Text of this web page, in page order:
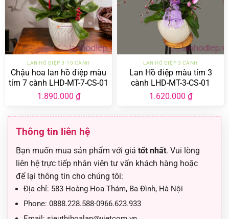
LAN HỒ ĐIỆP 5-10 CÀNH
Chậu hoa lan hồ điệp màu
tím 7 cành LHD-MT-7-CS-01
1.890.000 ₫
LAN HỒ ĐIỆP 3 CÀNH
Lan Hồ điệp màu tím 3
cành LHD-MT-3-CS-01
1.620.000 ₫
Thông tin liên hệ
Bạn muốn mua sản phẩm với giá tốt nhất. Vui lòng
liên hệ trực tiếp nhân viên tư vấn khách hàng hoặc
để lại thông tin cho chúng tôi:
Địa chỉ: 583 Hoàng Hoa Thám, Ba Đình, Hà Nội
Phone: 0888.228.588-0966.623.933